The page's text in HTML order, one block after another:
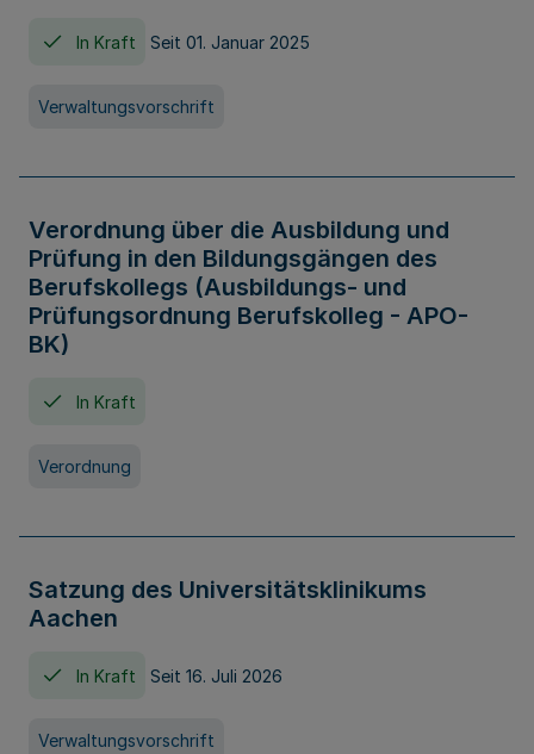
In Kraft Seit 01. Januar 2025
Verwaltungsvorschrift
Verordnung über die Ausbildung und
Prüfung in den Bildungsgängen des
Berufskollegs (Ausbildungs- und
Prüfungsordnung Berufskolleg - APO-
BK)
In Kraft
Verordnung
Satzung des Universitätsklinikums
Aachen
In Kraft Seit 16. Juli 2026
Verwaltungsvorschrift